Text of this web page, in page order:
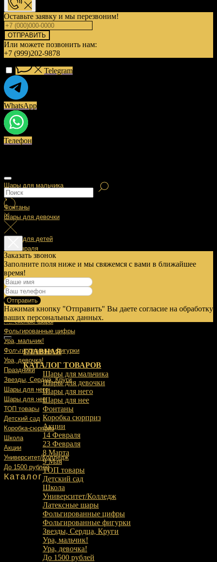
Шары для мальчика
Фонтаны
Шары для девочки
Шары для детей
14 Февраля
23 Февраля
8 Марта
9 Мая
Выписка
Латексные шары
Фольгированные цифры
Ура, мальчик!
Фольгированные фигурки
Ура, девочка!
Праздники
Звезды, Сердца, Круги
Шары для него
Шары для нее
ТОП товары
Детский сад
Коробка-сюрприз
Школа
Акции
Университет/Колледж
До 1500 рублей
Каталог
Оставьте заявку и мы перезвоним!
ОТПРАВИТЬ
Или можете позвонить нам:
+7 (999)202-9878
Telegram
WhatsApp
Телефон
Заказать звонок
Заполните поля ниже и мы свяжемся с вами в ближайшее
время!
Отправить
Нажимая кнопку "Отправить" Вы даете согласие на обработку
ваших персональных данных.
ГЛАВНАЯ
КАТАЛОГ ТОВАРОВ
Шары для мальчика
Шары для девочки
Шары для него
Шары для нее
Фонтаны
Коробка сюрприз
Акции
14 Февраля
23 Февраля
8 Марта
9 Мая
ТОП товары
Детский сад
Школа
Университет/Колледж
Латексные шары
Фольгированные цифры
Фольгированные фигурки
Звезды, Сердца, Круги
Ура, мальчик!
Ура, девочка!
До 1500 рублей